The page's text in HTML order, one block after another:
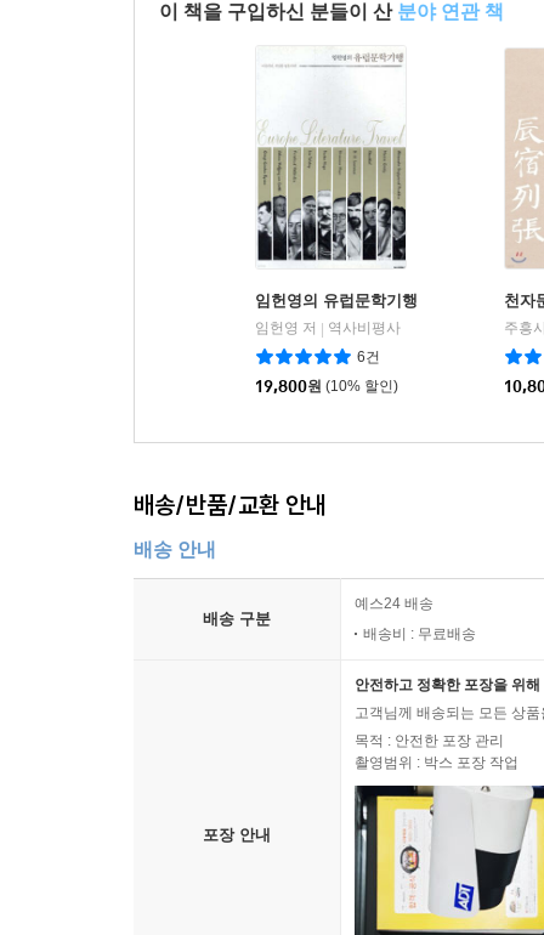
이 책을 구입하신 분들이 산 분야 연관 책
임헌영의 유럽문학기행
임헌영 저
역사비평사
6건
19,800원 (10% 할인)
천자
주흥
배송/반품/교환 안내
배송 안내
배송 구분
예스24 배송
배송비 : 무료배송
포장 안내
안전하고 정확한 포장을 위
고객님께 배송되는 모든 상
목적 : 안전한 포장 관리
촬영범위 : 박스 포장 작업